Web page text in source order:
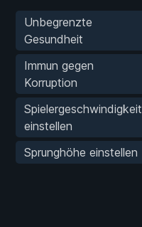
Unbegrenzte
Gesundheit
Immun gegen
Korruption
Spielergeschwindigkeit
einstellen
Sprunghöhe einstellen